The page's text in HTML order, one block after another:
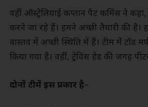
वहीं ऑस्ट्रेलियाई कप्तान पैट कमिंस ने
करने जा रहे हैं। हमने अच्छी तैयारी की है।
वास्तव में अच्छी स्थिति में हैं। टीम में टॉड
किया गया है। वहीं, ट्रेविस हेड की जगह
दोनों टीमें इस प्रकार है–